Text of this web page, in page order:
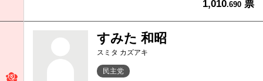
1,010.690 票
すみた 和昭
スミタ カズアキ
民主党